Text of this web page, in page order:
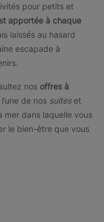
pour petits et
apportée à chaque
laissés au hasard
escapade à
nos offres à
de nos suiteset
mer dans laquelle vous
le bien-être que vous